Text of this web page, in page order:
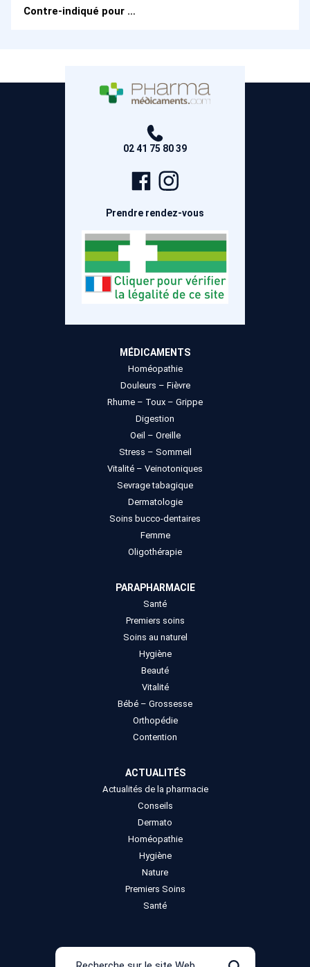
Contre-indiqué pour …
02 41 75 80 39
Page
Facebook
Prendre rendez-vous
MÉDICAMENTS
Homéopathie
Douleurs – Fièvre
Rhume – Toux – Grippe
Digestion
Oeil – Oreille
Stress – Sommeil
Vitalité – Veinotoniques
Sevrage tabagique
Dermatologie
Soins bucco-dentaires
Femme
Oligothérapie
PARAPHARMACIE
Santé
Premiers soins
Soins au naturel
Hygiène
Beauté
Vitalité
Bébé – Grossesse
Orthopédie
Contention
ACTUALITÉS
Actualités de la pharmacie
Conseils
Dermato
Homéopathie
Hygiène
Nature
Premiers Soins
Santé
Recherche